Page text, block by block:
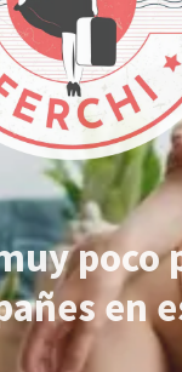
poco
en